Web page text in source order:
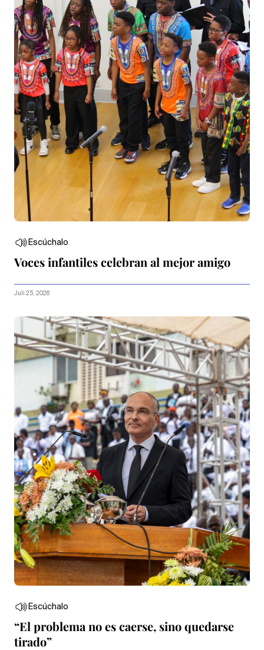
Escúchalo
Voces infantiles celebran al mejor amigo
Juli 25, 2026
Escúchalo
“El problema no es caerse, sino quedarse
tirado”